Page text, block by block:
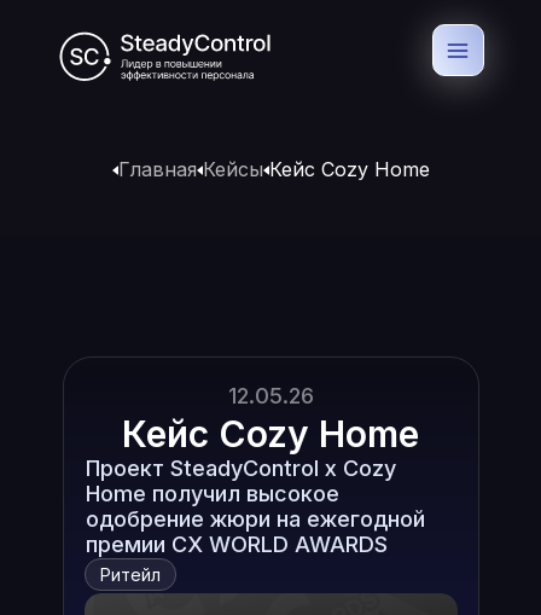
12.05.26
Кейс Cozy Home
Проект SteadyControl x Сozy
Home получил высокое
одобрение жюри на ежегодной
премии CX WORLD AWARDS
Ритейл
Главная Кейсы Кейс Cozy Home